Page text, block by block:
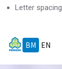
Letter spacing
BM EN